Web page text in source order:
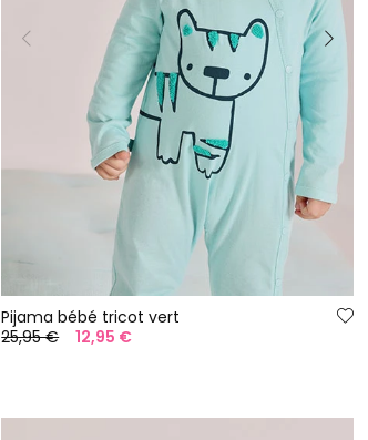
Pijama bébé tricot vert
25,95 €
12,95 €